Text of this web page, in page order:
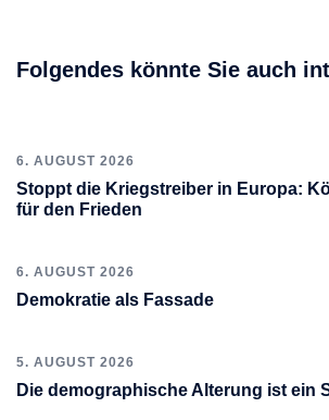
Folgendes könnte Sie auch
6. AUGUST 2026
Stoppt die Kriegstreiber in Europa:
für den Frieden
6. AUGUST 2026
Demokratie als Fassade
5. AUGUST 2026
Die demographische Alterung ist ein